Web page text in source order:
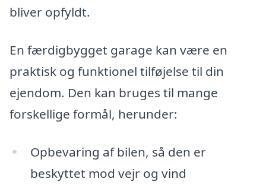
bliver opfyldt.
En færdigbygget garage kan være en
praktisk og funktionel tilføjelse til din
ejendom. Den kan bruges til mange
forskellige formål, herunder:
Opbevaring af bilen, så den er
beskyttet mod vejr og vind